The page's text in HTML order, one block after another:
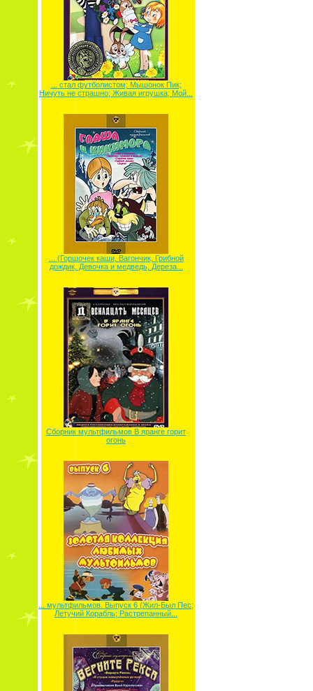
... стал футболистом; Мышонок Пик;
Ничуть не страшно; Живая игрушка; Мой...
... (Горшочек каши, Вагончик, Грибной
дождик, Девочка и медведь, Дереза...
Сборник мультфильмов В яранге горит
огонь
... мультфильмов. Выпуск 6 (Жил-Был Пес;
Летучий Корабль; Растрепанный...